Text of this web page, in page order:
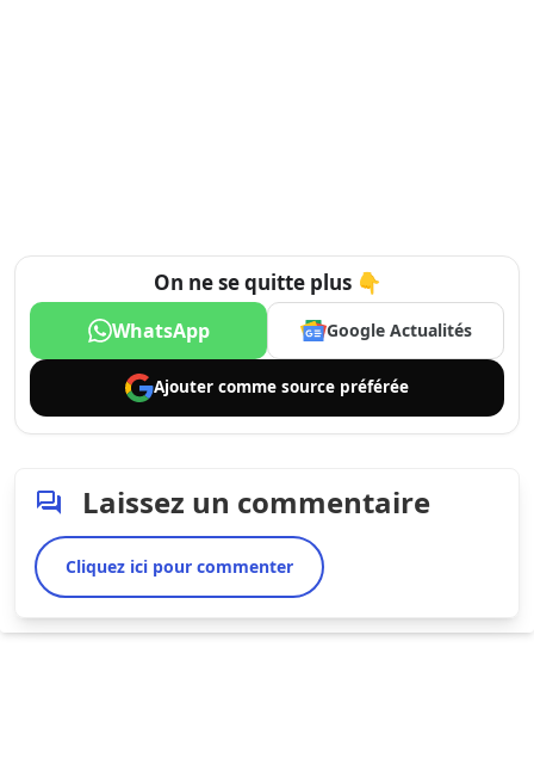
On ne se quitte plus 👇
WhatsApp Google Actualités
Ajouter comme source préférée
Laissez un commentaire
Cliquez ici pour commenter